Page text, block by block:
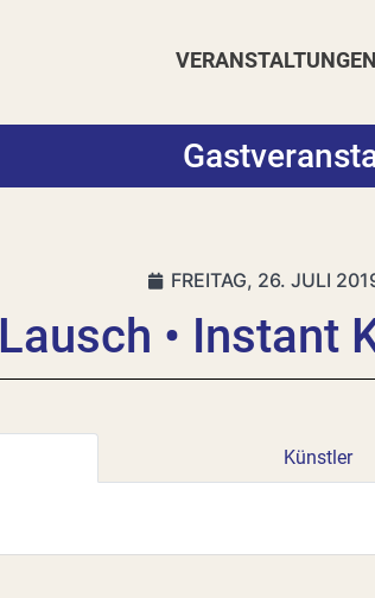
VERANSTALTUNGEN
FREITAG, 26. JULI
Lausch • Instant
Künstler